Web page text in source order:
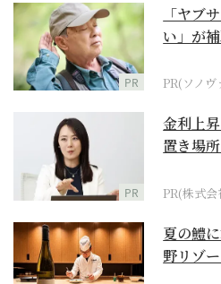
PR
「ヤブ
い」が
PR(ソノ
PR
金利上
置き場
PR(株式
夏の鱧
野リゾ